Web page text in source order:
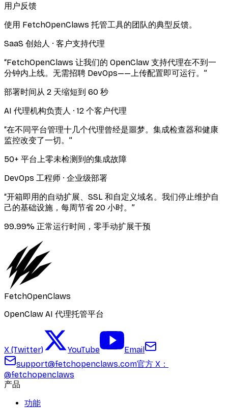
用户反馈
使用 FetchOpenClaws 托管工具的团队的典型反馈。
SaaS 创始人 · 客户支持代理
“FetchOpenClaws 让我们的 OpenClaw 支持代理在不到一
分钟内上线。无需招聘 DevOps——上传配置即可运行。 ”
部署时间从 2 天缩短到 60 秒
AI 代理机构负责人 · 12 个客户代理
“在不同平台管理十几个代理曾经是噩梦。集成检查器和健康
监控改变了一切。 ”
50+ 平台上零未检测到的集成故障
DevOps 工程师 · 企业级部署
“开箱即用的自动扩展、SSL 和自定义域名。我们停止维护自
己的基础设施，每周节省 20 小时。 ”
99.99% 正常运行时间，零手动扩展干预
FetchOpenClaws
OpenClaw AI 代理托管平台
X (Twitter) YouTube
Email
support@fetchopenclaws.com官方 X：
@fetchopenclaws
产品
功能